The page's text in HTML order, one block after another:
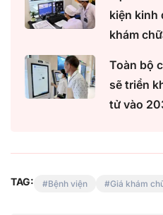
kiện kinh
khám
Toàn bộ
sẽ triển
tử vào
TAG: Bệnh viện Giá khám